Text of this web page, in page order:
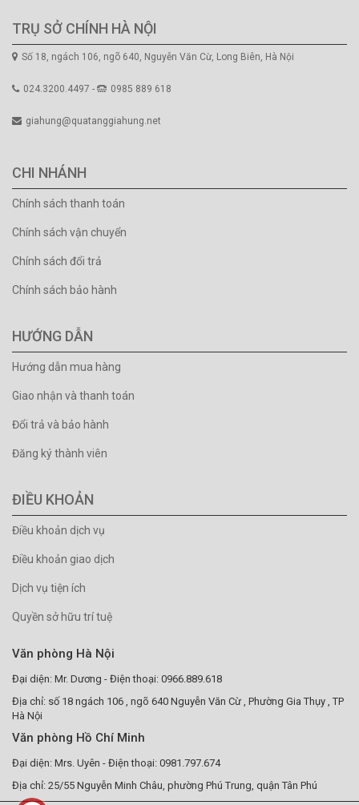
TRỤ SỞ CHÍNH HÀ NỘI
Số 18, ngách 106, ngõ 640, Nguyễn Văn Cừ, Long Biên, Hà Nội
024.3200.4497 - 0985 889 618
giahung@quatanggiahung.net
CHI NHÁNH
Chính sách thanh toán
Chính sách vận chuyển
Chính sách đổi trả
Chính sách bảo hành
HƯỚNG DẪN
Hướng dẫn mua hàng
Giao nhận và thanh toán
Đổi trả và bảo hành
Đăng ký thành viên
ĐIỀU KHOẢN
Điều khoản dịch vụ
Điều khoản giao dịch
Dịch vụ tiện ích
Quyền sở hữu trí tuệ
Văn phòng Hà Nội
Đại diện: Mr. Dương - Điện thoại: 0966.889.618
Địa chỉ: số 18 ngách 106 , ngõ 640 Nguyễn Văn Cừ , Phường Gia Thụy , TP
Hà Nội
Văn phòng Hồ Chí Minh
Đại diện: Mrs. Uyên - Điện thoại: 0981.797.674
Địa chỉ: 25/55 Nguyễn Minh Châu, phường Phú Trung, quận Tân Phú